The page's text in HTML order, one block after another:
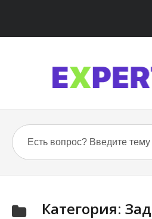
Категория: